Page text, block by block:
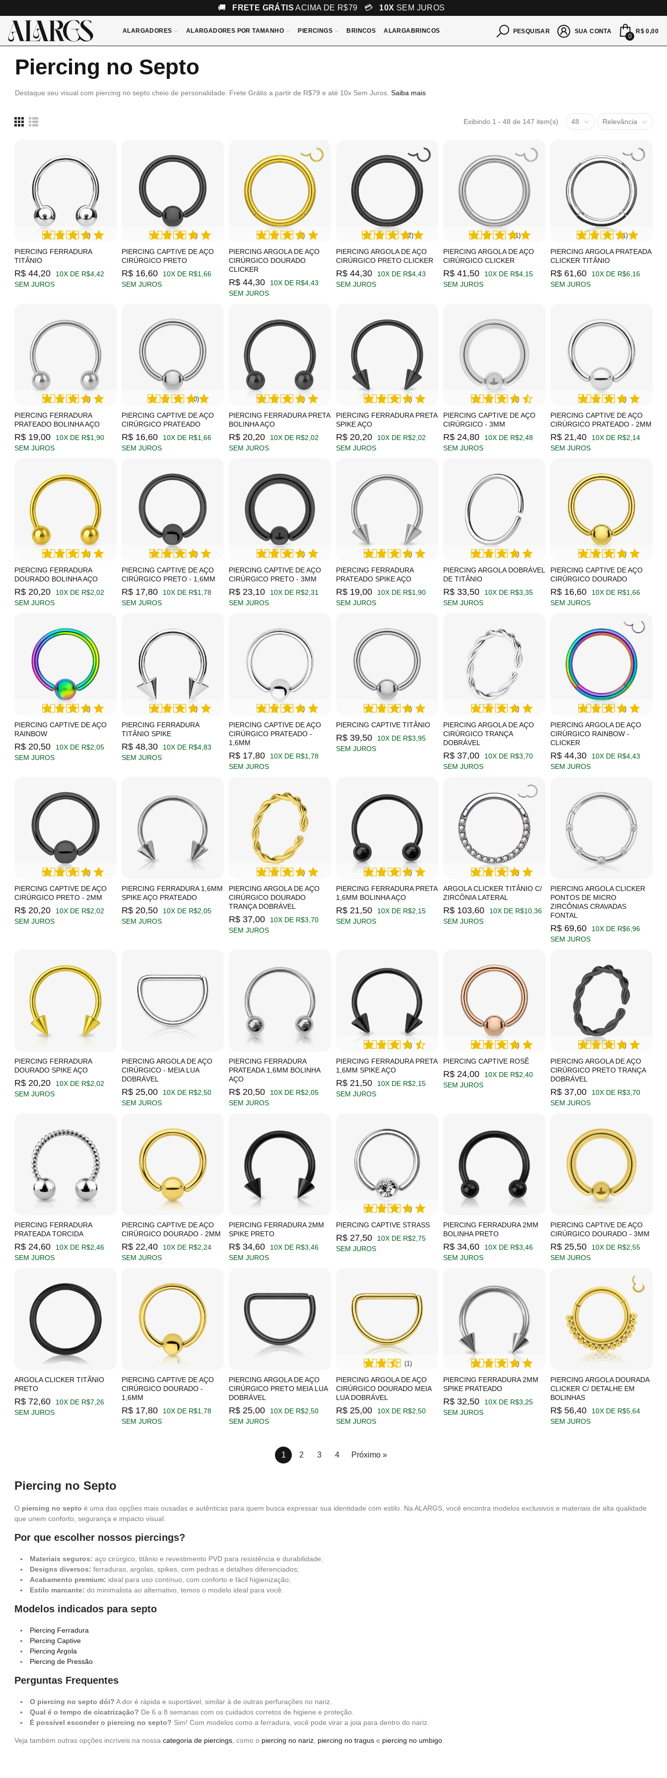
🚚 FRETE GRÁTIS ACIMA DE R$79 💳 10X SEM JUROS
ALARGADORES ALARGADORES POR TAMANHO PIERCINGS BRINCOS ALARGABRINCOS PESQUISAR SUA CONTA
0
R$ 0,00
Piercing no Septo
Destaque seu visual com piercing no septo cheio de personalidade. Frete Grátis a partir de R$79 e até 10x Sem Juros. Saiba mais
Exibindo 1 - 48 de 147 item(s) 48 Relevância
PIERCING FERRADURA
TITÂNIO
(2)
R$ 44,20
10X DE R$4,42
SEM JUROS
PIERCING CAPTIVE DE AÇO
CIRÚRGICO PRETO
(3)
R$ 16,60
10X DE R$1,66
SEM JUROS
PIERCING ARGOLA DE AÇO
CIRÚRGICO DOURADO
CLICKER
(7)
R$ 44,30
10X DE R$4,43
SEM JUROS
PIERCING ARGOLA DE AÇO
CIRÚRGICO PRETO CLICKER
(22)
R$ 44,30
10X DE R$4,43
SEM JUROS
PIERCING ARGOLA DE AÇO
CIRÚRGICO CLICKER
(21)
R$ 41,50
10X DE R$4,15
SEM JUROS
PIERCING ARGOLA PRATEADA
CLICKER TITÂNIO
(11)
R$ 61,60
10X DE R$6,16
SEM JUROS
PIERCING FERRADURA
PRATEADO BOLINHA AÇO
(5)
R$ 19,00
10X DE R$1,90
SEM JUROS
PIERCING CAPTIVE DE AÇO
CIRÚRGICO PRATEADO
(10)
R$ 16,60
10X DE R$1,66
SEM JUROS
PIERCING FERRADURA PRETA
BOLINHA AÇO
(9)
R$ 20,20
10X DE R$2,02
SEM JUROS
PIERCING FERRADURA PRETA
SPIKE AÇO
(2)
R$ 20,20
10X DE R$2,02
SEM JUROS
PIERCING CAPTIVE DE AÇO
CIRÚRGICO - 3MM
(5)
R$ 24,80
10X DE R$2,48
SEM JUROS
PIERCING CAPTIVE DE AÇO
CIRÚRGICO PRATEADO - 2MM
(2)
R$ 21,40
10X DE R$2,14
SEM JUROS
PIERCING FERRADURA
DOURADO BOLINHA AÇO
(1)
R$ 20,20
10X DE R$2,02
SEM JUROS
PIERCING CAPTIVE DE AÇO
CIRÚRGICO PRETO - 1,6MM
(5)
R$ 17,80
10X DE R$1,78
SEM JUROS
PIERCING CAPTIVE DE AÇO
CIRÚRGICO PRETO - 3MM
(2)
R$ 23,10
10X DE R$2,31
SEM JUROS
PIERCING FERRADURA
PRATEADO SPIKE AÇO
(1)
R$ 19,00
10X DE R$1,90
SEM JUROS
PIERCING ARGOLA DOBRÁVEL
DE TITÂNIO
(1)
R$ 33,50
10X DE R$3,35
SEM JUROS
PIERCING CAPTIVE DE AÇO
CIRÚRGICO DOURADO
(4)
R$ 16,60
10X DE R$1,66
SEM JUROS
PIERCING CAPTIVE DE AÇO
RAINBOW
(3)
R$ 20,50
10X DE R$2,05
SEM JUROS
PIERCING FERRADURA
TITÂNIO SPIKE
(3)
R$ 48,30
10X DE R$4,83
SEM JUROS
PIERCING CAPTIVE DE AÇO
CIRÚRGICO PRATEADO -
1,6MM
(2)
R$ 17,80
10X DE R$1,78
SEM JUROS
PIERCING CAPTIVE TITÂNIO
(3)
R$ 39,50
10X DE R$3,95
SEM JUROS
PIERCING ARGOLA DE AÇO
CIRÚRGICO TRANÇA
DOBRÁVEL
(2)
R$ 37,00
10X DE R$3,70
SEM JUROS
PIERCING ARGOLA DE AÇO
CIRÚRGICO RAINBOW -
CLICKER
(1)
R$ 44,30
10X DE R$4,43
SEM JUROS
PIERCING CAPTIVE DE AÇO
CIRÚRGICO PRETO - 2MM
(2)
R$ 20,20
10X DE R$2,02
SEM JUROS
PIERCING FERRADURA 1,6MM
SPIKE AÇO PRATEADO
R$ 20,50
10X DE R$2,05
SEM JUROS
PIERCING ARGOLA DE AÇO
CIRÚRGICO DOURADO
TRANÇA DOBRÁVEL
(1)
R$ 37,00
10X DE R$3,70
SEM JUROS
PIERCING FERRADURA PRETA
1,6MM BOLINHA AÇO
(2)
R$ 21,50
10X DE R$2,15
SEM JUROS
ARGOLA CLICKER TITÂNIO C/
ZIRCÔNIA LATERAL
(2)
R$ 103,60
10X DE R$10,36
SEM JUROS
PIERCING ARGOLA CLICKER
PONTOS DE MICRO
ZIRCÔNIAS CRAVADAS
FONTAL
R$ 69,60
10X DE R$6,96
SEM JUROS
PIERCING FERRADURA
DOURADO SPIKE AÇO
R$ 20,20
10X DE R$2,02
SEM JUROS
PIERCING ARGOLA DE AÇO
CIRÚRGICO - MEIA LUA
DOBRÁVEL
R$ 25,00
10X DE R$2,50
SEM JUROS
PIERCING FERRADURA
PRATEADA 1,6MM BOLINHA
AÇO
R$ 20,50
10X DE R$2,05
SEM JUROS
PIERCING FERRADURA PRETA
1,6MM SPIKE AÇO
(1)
R$ 21,50
10X DE R$2,15
SEM JUROS
PIERCING CAPTIVE ROSÊ
(1)
R$ 24,00
10X DE R$2,40
SEM JUROS
PIERCING ARGOLA DE AÇO
CIRÚRGICO PRETO TRANÇA
DOBRÁVEL
(2)
R$ 37,00
10X DE R$3,70
SEM JUROS
PIERCING FERRADURA
PRATEADA TORCIDA
R$ 24,60
10X DE R$2,46
SEM JUROS
PIERCING CAPTIVE DE AÇO
CIRÚRGICO DOURADO - 2MM
R$ 22,40
10X DE R$2,24
SEM JUROS
PIERCING FERRADURA 2MM
SPIKE PRETO
R$ 34,60
10X DE R$3,46
SEM JUROS
PIERCING CAPTIVE STRASS
(1)
R$ 27,50
10X DE R$2,75
SEM JUROS
PIERCING FERRADURA 2MM
BOLINHA PRETO
R$ 34,60
10X DE R$3,46
SEM JUROS
PIERCING CAPTIVE DE AÇO
CIRÚRGICO DOURADO - 3MM
R$ 25,50
10X DE R$2,55
SEM JUROS
ARGOLA CLICKER TITÂNIO
PRETO
R$ 72,60
10X DE R$7,26
SEM JUROS
PIERCING CAPTIVE DE AÇO
CIRÚRGICO DOURADO -
1,6MM
R$ 17,80
10X DE R$1,78
SEM JUROS
PIERCING ARGOLA DE AÇO
CIRÚRGICO PRETO MEIA LUA
DOBRÁVEL
R$ 25,00
10X DE R$2,50
SEM JUROS
PIERCING ARGOLA DE AÇO
CIRÚRGICO DOURADO MEIA
LUA DOBRÁVEL
(1)
R$ 25,00
10X DE R$2,50
SEM JUROS
PIERCING FERRADURA 2MM
SPIKE PRATEADO
(1)
R$ 32,50
10X DE R$3,25
SEM JUROS
PIERCING ARGOLA DOURADA
CLICKER C/ DETALHE EM
BOLINHAS
R$ 56,40
10X DE R$5,64
SEM JUROS
1 2 3 4 Próximo »
Piercing no Septo
O piercing no septo é uma das opções mais ousadas e autênticas para quem busca expressar sua identidade com estilo. Na ALARGS, você encontra modelos exclusivos e materiais de alta qualidade
que unem conforto, segurança e impacto visual.
Por que escolher nossos piercings?
Materiais seguros: aço cirúrgico, titânio e revestimento PVD para resistência e durabilidade;
Designs diversos: ferraduras, argolas, spikes, com pedras e detalhes diferenciados;
Acabamento premium: ideal para uso contínuo, com conforto e fácil higienização;
Estilo marcante: do minimalista ao alternativo, temos o modelo ideal para você.
Modelos indicados para septo
Piercing Ferradura
Piercing Captive
Piercing Argola
Piercing de Pressão
Perguntas Frequentes
O piercing no septo dói? A dor é rápida e suportável, similar à de outras perfurações no nariz.
Qual é o tempo de cicatrização? De 6 a 8 semanas com os cuidados corretos de higiene e proteção.
É possível esconder o piercing no septo? Sim! Com modelos como a ferradura, você pode virar a joia para dentro do nariz.
Veja também outras opções incríveis na nossa categoria de piercings , como o piercing no nariz piercing no tragus e piercing no umbigo